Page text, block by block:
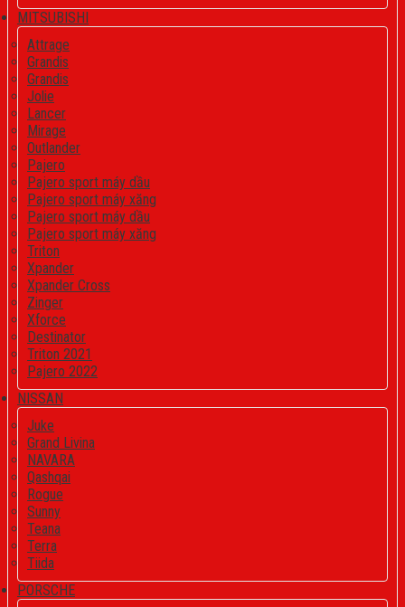
MITSUBISHI
Attrage
Grandis
Grandis
Jolie
Lancer
Mirage
Outlander
Pajero
Pajero sport máy dầu
Pajero sport máy xăng
Pajero sport máy dầu
Pajero sport máy xăng
Triton
Xpander
Xpander Cross
Zinger
Xforce
Destinator
Triton 2021
Pajero 2022
NISSAN
Juke
Grand Livina
NAVARA
Qashqai
Rogue
Sunny
Teana
Terra
Tiida
PORSCHE